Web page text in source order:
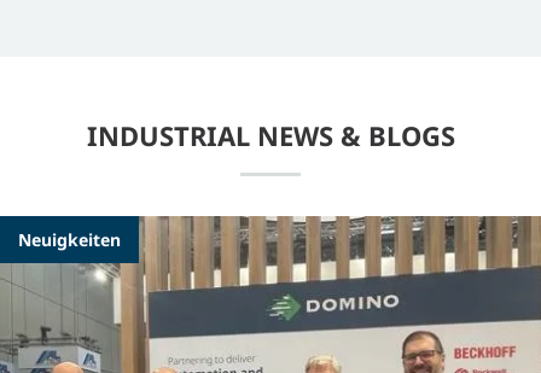
INDUSTRIAL NEWS & BLOGS
Neuigkeiten